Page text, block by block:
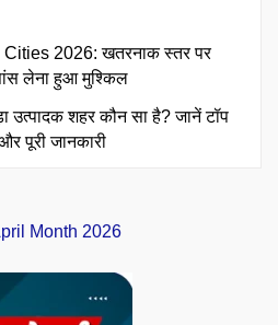
2026: खतरनाक स्तर पर
लेना हुआ मुश्किल
उत्पादक शहर कौन सा है? जानें टॉप
पूरी जानकारी